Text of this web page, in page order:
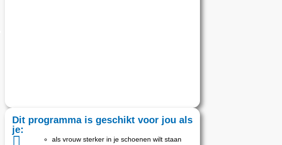
Dit programma is geschikt voor jou als
je:
als vrouw sterker in je schoenen wilt staan